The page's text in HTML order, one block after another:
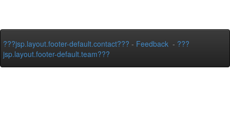
???jsp.layout.footer-default.contact??? - Feedback - ???
jsp.layout.footer-default.team???